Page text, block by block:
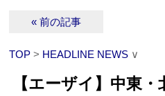
« 前の記事
TOP > HEADLINE NEWS ∨
【エーザイ】中東